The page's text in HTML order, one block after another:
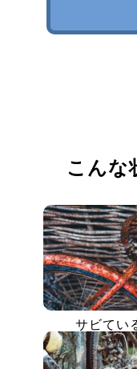
こんな
サビてい